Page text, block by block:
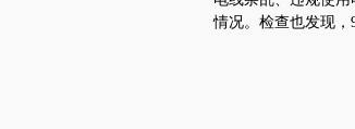
情况。检查也发现，